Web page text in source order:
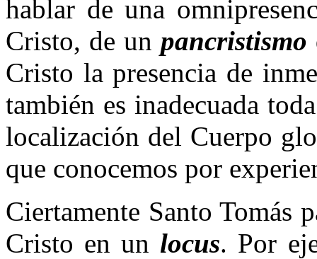
hablar de una
Cristo, de un pancristismo
Cristo la presencia de
también es inadecuada
localización del Cuerpo
que conocemos por
Ciertamente Santo Tomás
Cristo en un locus. Por